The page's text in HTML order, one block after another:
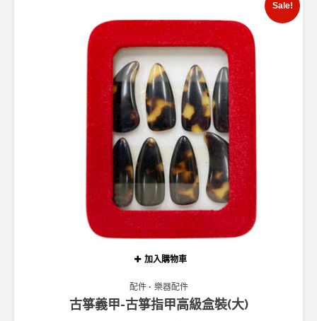
加入購物車
Sale!
配件 樂器配件
古箏義甲-古箏指甲高級盒裝(大)